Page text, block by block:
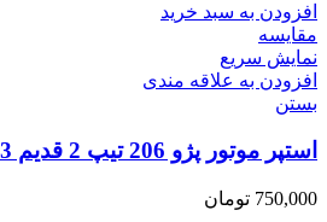
افزودن به سبد خرید
مقایسه
نمایش سریع
افزودن به علاقه مندی
بستن
استپر موتور پژو 206 تیپ 2 قدیم TU3
750,000 تومان